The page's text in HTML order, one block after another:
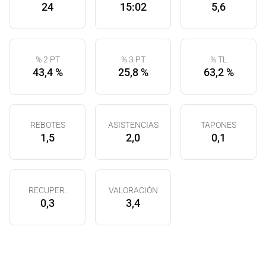
24 15:02 5,6
% 2 PT
43,4 %
% 3 PT
25,8 %
% TL
63,2 %
REBOTES
1,5
ASISTENCIAS
2,0
TAPONES
0,1
RECUPER.
0,3
VALORACIÓN
3,4